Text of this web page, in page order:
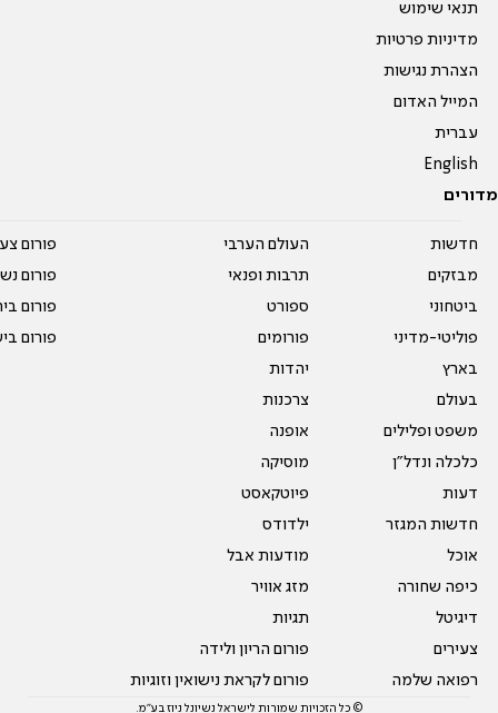
תנאי שימוש
מדיניות פרטיות
הצהרת נגישות
המייל האדום
עברית
English
מדורים
חדשות
מבזקים
ביטחוני
פוליטי-מדיני
בארץ
בעולם
משפט ופלילים
כלכלה ונדל"ן
דעות
חדשות המגזר
אוכל
כיפה שחורה
דיגיטל
צעירים
רפואה שלמה
העולם הערבי
תרבות ופנאי
ספורט
פורומים
יהדות
צרכנות
אופנה
מוסיקה
פיוטקאסט
ילדודס
מודעות אבל
מזג אוויר
תגיות
פורום הריון ולידה
פורום לקראת נישואין וזוגיות
פורום
פורום
פורום
פורום
© כל הזכויות שמורות לישראל נשיונל ניוז בע"מ.